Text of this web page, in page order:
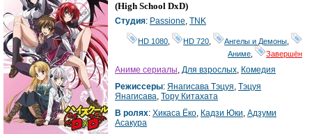
(High School DxD)
Студия: Passione, TNK
HD 1080 HD 720 Ангелы и Демоны
Аниме
Завершён
Аниме сериалы, Для взрослых, Комедия
Режиссеры: Янагисава Тэцуя, Тэцуя
Янагисава, Тору Китахата
В ролях: Хикаса Ёко, Кадзи Юки, Адзуми
Асакура